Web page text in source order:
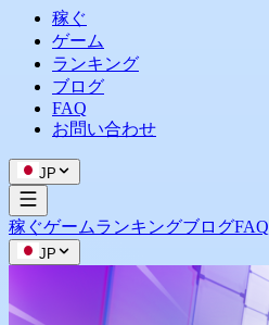
稼ぐ
ゲーム
ランキング
ブログ
FAQ
お問い合わせ
JP
稼ぐゲームランキングブログFAQ
JP